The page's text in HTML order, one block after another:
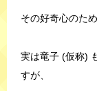
その好奇心のた
実は竜子 (仮称)
すが、